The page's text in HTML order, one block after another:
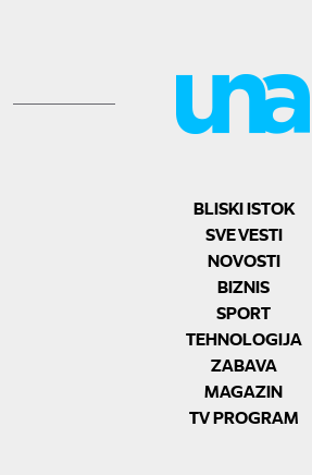
BLISKI ISTOK
SVE VESTI
NOVOSTI
BIZNIS
SPORT
TEHNOLOGIJA
ZABAVA
MAGAZIN
TV PROGRAM